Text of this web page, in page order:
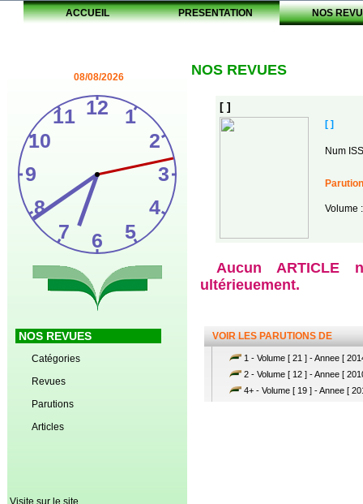
ACCUEIL PRESENTATION NOS
08/08/2026
NOS REVUES
Catégories
Revues
Parutions
Articles
Visite sur le site
NOS REVUES
[ ]
[ ]
Num
Volume
Aucun ARTICLE
ultérieuement.
VOIR LES PARUTIONS DE
1 - Volume [ 21 ] - Annee [
2 - Volume [ 12 ] - Annee [
4+ - Volume [ 19 ] - Annee [